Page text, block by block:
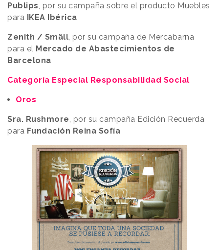
Publips , por su campaña sobre el producto Muebles
para IKEA Ibérica
Zenith / Smäll , por su campaña de Mercabarna
para el Mercado de Abastecimientos de
Barcelona
Categoría Especial Responsabilidad Social
Oros
Sra. Rushmore , por su campaña Edición Recuerda
para Fundación Reina Sofía